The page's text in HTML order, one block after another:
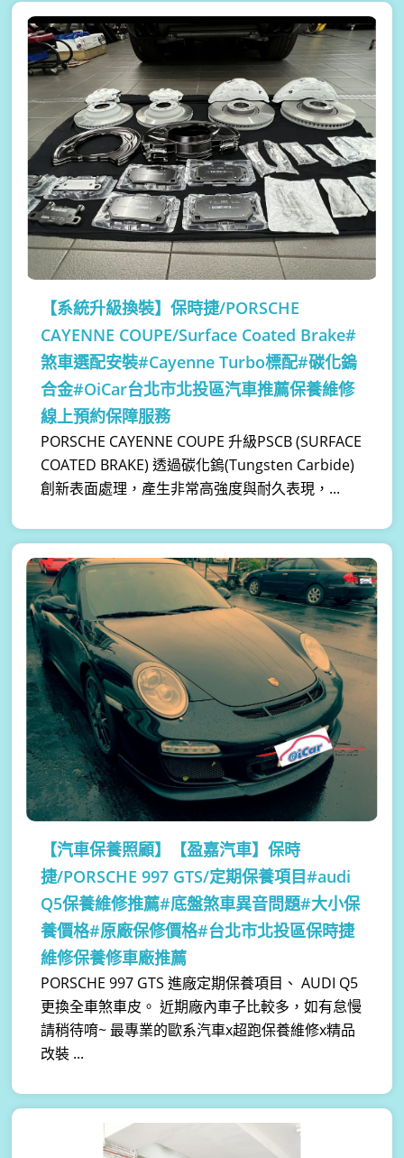
【系統升級換裝】保時捷/PORSCHE
CAYENNE COUPE/Surface Coated Brake#
煞車選配安裝#Cayenne Turbo標配#碳化鎢
合金#OiCar台北市北投區汽車推薦保養維修
線上預約保障服務
PORSCHE CAYENNE COUPE 升級PSCB (SURFACE
COATED BRAKE) 透過碳化鎢(Tungsten Carbide)
創新表面處理，產生非常高強度與耐久表現，...
【汽車保養照顧】
【盈嘉汽車】保時
捷/PORSCHE 997 GTS/定期保養項目#audi
Q5保養維修推薦#底盤煞車異音問題#大小保
養價格#原廠保修價格#台北市北投區保時捷
維修保養修車廠推薦
PORSCHE 997 GTS 進廠定期保養項目、 AUDI Q5
更換全車煞車皮。 近期廠內車子比較多，如有怠慢
請稍待唷~ 最專業的歐系汽車x超跑保養維修x精品
改裝 ...